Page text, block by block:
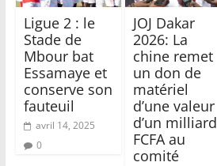
Ligue 2 : le
Stade de
Mbour bat
Essamaye et
conserve son
fauteuil
avril 14, 2025
0
JOJ Dakar
2026: La
chine remet
un don de
matériel
d’une valeur
d’un milliard
FCFA au
comité